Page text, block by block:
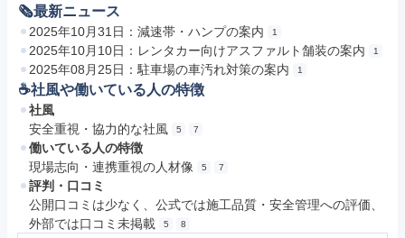
🗞最新ニュース
2025年10月31日：減速帯・ハンプの案内 1
2025年10月10日：レンタカー向けアスファルト舗装の案内 1
2025年08月25日：駐車場の車汚れ対策の案内 1
☕️社風や働いている人の特徴
社風
安全重視・協力的な社風
5 7
働いている人の特徴
現場志向・連携重視の人材像
5 7
評判・口コミ
公開口コミは少なく、公式では施工品質・安全管理への評価、
外部では口コミ未掲載
5 8